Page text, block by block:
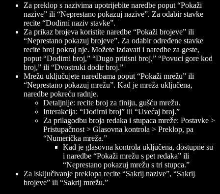
Za preklop s nazivima upotrijebite naredbe poput “Pokaži
nazive” ili “Neprestano pokazuj nazive”. Za odabir stavke
recite “Dodirni naziv stavke”.
Za prikaz brojeva koristite naredbe “Pokaži brojeve” ili
“Neprestano pokazuj brojeve”. Za odabir određene stavke
recite broj pokraj nje. Možete izdavati i naredbe za geste,
poput “Dodirni broj,” “Dugo pritisni broj,” “Povuci gore kod
broj,” ili “Dvostruki dodirbroj.”
Mrežu uključujete naredbama poput “Pokaži mrežu” ili
“Neprestano pokazuj mrežu”. Kad je mreža uključena,
naredbe pokreću radnje.
Detaljnije: recite broj za finiju, gušću mrežu.
Interakcija: “Dodirni broj” ili “Uvećaj broj.”
Za prilagodbu broja redaka i stupaca mreže: Postavke >
Pristupačnost > Glasovna kontrola > Preklop, pa
“Numerička mreža.”
Kad je glasovna kontrola uključena, dostupne su
i naredbe “Pokaži mrežu s pet redaka” ili
“Neprestano pokazuj mrežu s tri stupca.”
Za isključivanje preklopa recite “Sakrij nazive”, “Sakrij
brojeve” ili “Sakrij mrežu.”